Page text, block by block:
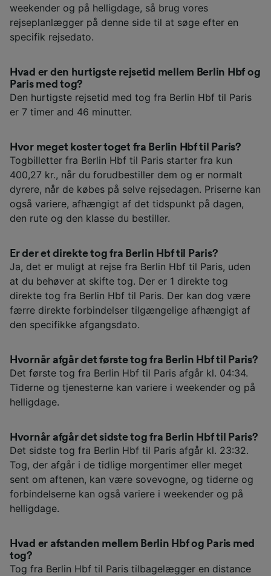
weekender og på helligdage, så brug vores
rejseplanlægger på denne side til at søge efter en
specifik rejsedato.
Hvad er den hurtigste rejsetid mellem Berlin Hbf og
Paris med tog?
Den hurtigste rejsetid med tog fra Berlin Hbf til Paris
er 7 timer and 46 minutter.
Hvor meget koster toget fra Berlin Hbf til Paris?
Togbilletter fra Berlin Hbf til Paris starter fra kun
400,27 kr., når du forudbestiller dem og er normalt
dyrere, når de købes på selve rejsedagen. Priserne kan
også variere, afhængigt af det tidspunkt på dagen,
den rute og den klasse du bestiller.
Er der et direkte tog fra Berlin Hbf til Paris?
Ja, det er muligt at rejse fra Berlin Hbf til Paris, uden
at du behøver at skifte tog. Der er 1 direkte tog
direkte tog fra Berlin Hbf til Paris. Der kan dog være
færre direkte forbindelser tilgængelige afhængigt af
den specifikke afgangsdato.
Hvornår afgår det første tog fra Berlin Hbf til Paris?
Det første tog fra Berlin Hbf til Paris afgår kl. 04:34.
Tiderne og tjenesterne kan variere i weekender og på
helligdage.
Hvornår afgår det sidste tog fra Berlin Hbf til Paris?
Det sidste tog fra Berlin Hbf til Paris afgår kl. 23:32.
Tog, der afgår i de tidlige morgentimer eller meget
sent om aftenen, kan være sovevogne, og tiderne og
forbindelserne kan også variere i weekender og på
helligdage.
Hvad er afstanden mellem Berlin Hbf og Paris med
tog?
Tog fra Berlin Hbf til Paris tilbagelægger en distance